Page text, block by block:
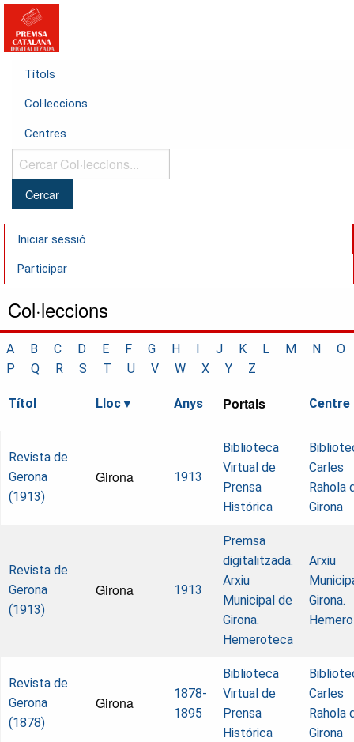
Títols
Col·leccions
Centres
Cercar
Col·leccions...
Iniciar sessió
Participar
Col·leccions
A B C D E F G H I J K L M N
O
P
Q R S T U V W X Y Z
Títol Lloc Anys Portals Centre
Revista de
Gerona
(1913)
Girona 1913
Biblioteca
Virtual de
Prensa
Histórica
Carles
Rahola
Girona
Revista de
Gerona
(1913)
Girona 1913
Premsa
digitalitzada.
Arxiu
Municipal de
Girona.
Hemeroteca
Arxiu
Girona.
Revista de
Gerona
(1878)
Girona
1878-
1895
Biblioteca
Virtual de
Prensa
Histórica
Carles
Rahola
Girona